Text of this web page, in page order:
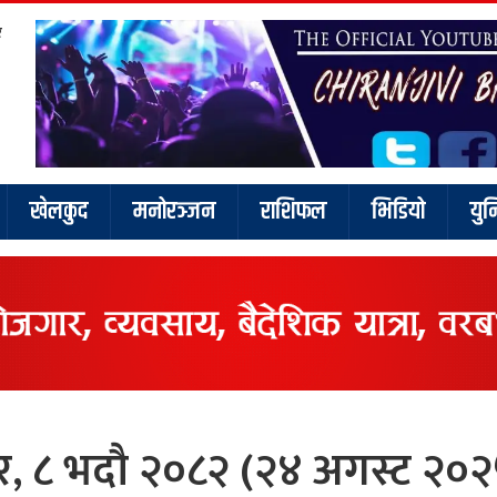
खेलकुद मनोरञ्जन राशिफल भिडियो
भदौ २०८२ (२४ अगस्ट